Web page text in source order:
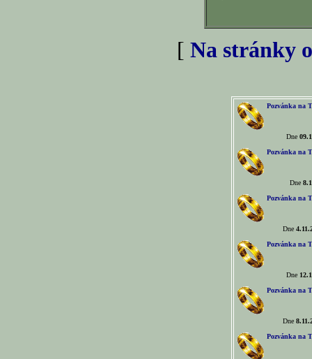
[ Na stránky
Pozvánka na
Dne
Pozvánka na
Dne
Pozvánka na
Dne
Pozvánka na
Dne
Pozvánka na
Dne
Pozvánka na